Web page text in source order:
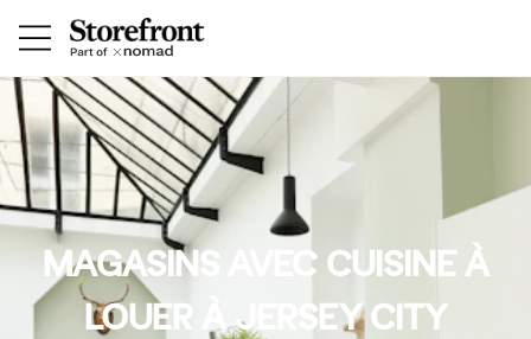
MAGASINS AVEC CUISINE À
LOUER À JERSEY CITY